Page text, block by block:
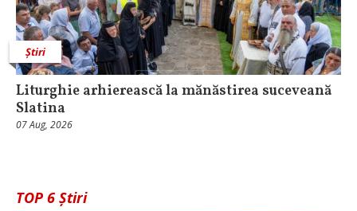
Știri
Liturghie arhierească la mănăstirea suceveană
Slatina
07 Aug, 2026
TOP 6 Știri